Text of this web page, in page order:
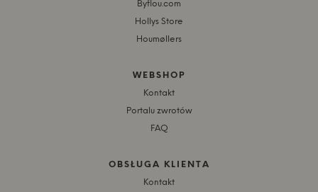
Byflou.com
Hollys Store
Houmøllers
WEBSHOP
Kontakt
Portalu zwrotów
FAQ
OBSŁUGA KLIENTA
Kontakt